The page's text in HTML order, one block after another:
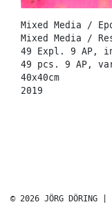
Mixed Media /
Mixed Media /
49 Expl. 9 AP,
49 pcs. 9 AP,
40x40cm
2019
© 2026 JÖRG DÖRING |